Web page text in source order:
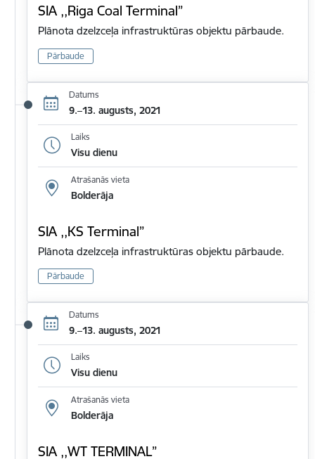
SIA ,,Riga Coal Terminal”
Plānota dzelzceļa infrastruktūras objektu pārbaude.
Pārbaude
Datums
9.–13. augusts, 2021
Laiks
Visu dienu
Atrašanās vieta
Bolderāja
SIA ,,KS Terminal”
Plānota dzelzceļa infrastruktūras objektu pārbaude.
Pārbaude
Datums
9.–13. augusts, 2021
Laiks
Visu dienu
Atrašanās vieta
Bolderāja
SIA ,,WT TERMINAL”